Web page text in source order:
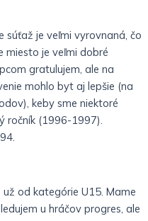
súťaž je veľmi vyrovnaná, čo
miesto je veľmi dobré
gratulujem, ale na
mohlo byt aj lepšie (na
keby sme niektoré
ročník (1996-1997).
od kategórie U15. Mame
u hráčov progres, ale